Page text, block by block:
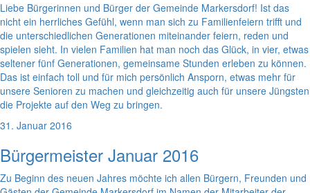
Liebe Bürgerinnen und Bürger der Gemeinde Markersdorf! Ist das
nicht ein herrliches Gefühl, wenn man sich zu Familienfeiern trifft und
die unterschiedlichen Generationen miteinander feiern, reden und
spielen sieht. In vielen Familien hat man noch das Glück, in vier, etwas
seltener fünf Generationen, gemeinsame Stunden erleben zu können.
Das ist einfach toll und für mich persönlich Ansporn, etwas mehr für
unsere Senioren zu machen und gleichzeitig auch für unsere Jüngsten
die Projekte auf den Weg zu bringen.
31. Januar 2016
Bürgermeister Januar 2016
Zu Beginn des neuen Jahres möchte ich allen Bürgern, Freunden und